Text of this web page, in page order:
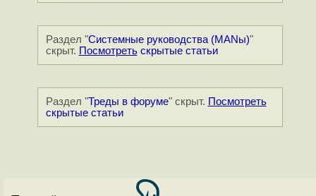
Раздел "Системные руководства (MANы)"
скрыт. Посмотретьскрытые статьи
Раздел "Треды в форуме" скрыт. Посмотреть
скрытые статьи